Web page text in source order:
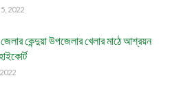
2022
কেন্দুয়া উপজেলার খেলার মাঠে আশ্রয়ন